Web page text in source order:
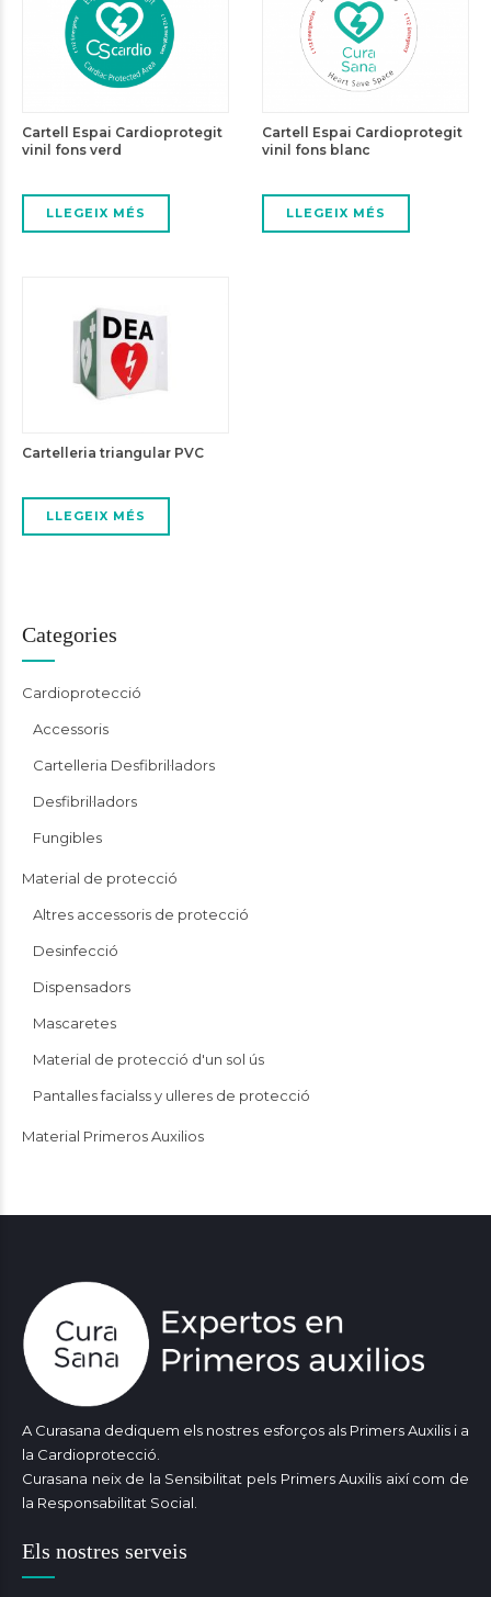
Cartell Espai Cardioprotegit
vinil fons verd
LLEGEIX MÉS
Cartell Espai Cardioprotegit
vinil fons blanc
LLEGEIX MÉS
Cartelleria triangular PVC
LLEGEIX MÉS
Categories
Cardioprotecció
Accessoris
Cartelleria Desfibril·ladors
Desfibril·ladors
Fungibles
Material de protecció
Altres accessoris de protecció
Desinfecció
Dispensadors
Mascaretes
Material de protecció d'un sol ús
Pantalles facialss y ulleres de protecció
Material Primeros Auxilios
A Curasana dediquem els nostres esforços als Primers Auxilis i a
la Cardioprotecció.
Curasana neix de la Sensibilitat pels Primers Auxilis així com de
la Responsabilitat Social.
Els nostres serveis